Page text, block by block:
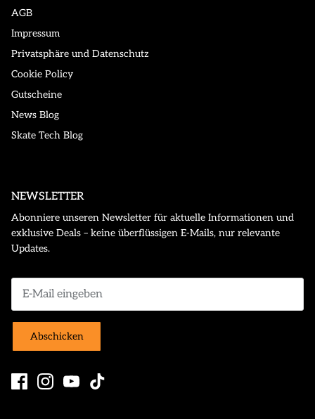
AGB
Impressum
Privatsphäre und Datenschutz
Cookie Policy
Gutscheine
News Blog
Skate Tech Blog
NEWSLETTER
Abonniere unseren Newsletter für aktuelle Informationen und
exklusive Deals – keine überflüssigen E-Mails, nur relevante
Updates.
Abschicken